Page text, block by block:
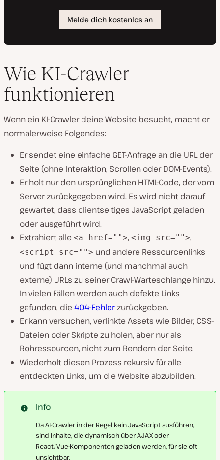
Wie KI-Crawler
funktionieren
Wenn ein KI-Crawler deine Website besucht, macht er
normalerweise Folgendes:
Er sendet eine einfache GET-Anfrage an die URL der
Seite (ohne Interaktion, Scrollen oder DOM-Events).
Er holt nur den ursprünglichen HTML-Code, der vom
Server zurückgegeben wird. Es wird nicht darauf
gewartet, dass clientseitiges JavaScript geladen
oder ausgeführt wird.
Extrahiert alle <a href="">, <img src="">,
<script src=""> und andere Ressourcenlinks
und fügt dann interne (und manchmal auch
externe) URLs zu seiner Crawl-Warteschlange hinzu.
In vielen Fällen werden auch defekte Links
gefunden, die 404-Fehlerzurückgeben.
Er kann versuchen, verlinkte Assets wie Bilder, CSS-
Dateien oder Skripte zu holen, aber nur als
Rohressourcen, nicht zum Rendern der Seite.
Wiederholt diesen Prozess rekursiv für alle
entdeckten Links, um die Website abzubilden.
Info
Da AI-Crawler in der Regel kein JavaScript ausführen,
sind Inhalte, die dynamisch über AJAX oder
React/Vue-Komponenten geladen werden, für sie oft
unsichtbar.